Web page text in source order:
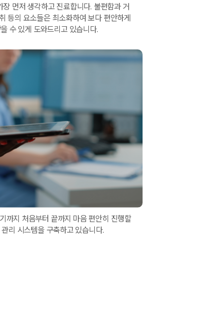
먼저 생각하고 진료합니다. 불편함과 거
등의 요소들은 최소화하여 보다 편안하게
수 있게 도와드리고 있습니다.
까지 처음부터 끝까지 마음 편안히 진행할
리 시스템을 구축하고 있습니다.